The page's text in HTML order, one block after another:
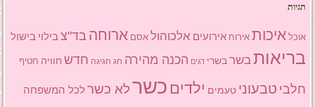
תגיות
אוכל איכות אירוח אירועים אלכוהול אסם ארוחה בד"צ בילוי בישול
בריאותבשר בשרי דגים הכנה מהירה חג חגיגה חדש חוויה חטיף
חלבי טבעוני טעמים ילדים כשרלא כשר לכל המשפחה